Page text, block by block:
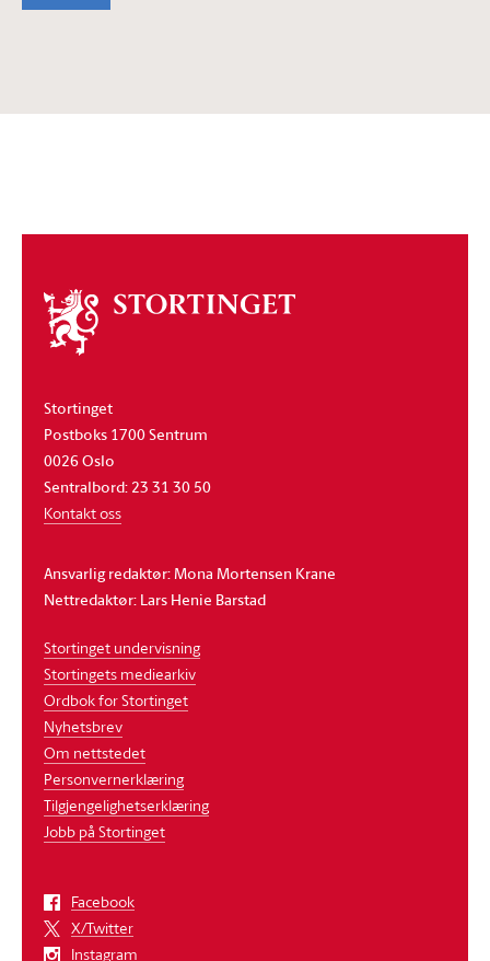
Om
stortinget
Stortinget
Postboks 1700 Sentrum
0026 Oslo
Sentralbord: 23 31 30 50
Kontakt oss
Ansvarlig redaktør: Mona Mortensen Krane
Nettredaktør: Lars Henie Barstad
Stortinget undervisning
Stortingets mediearkiv
Ordbok for Stortinget
Nyhetsbrev
Om nettstedet
Personvernerklæring
Tilgjengelighetserklæring
Jobb på Stortinget
Facebook
X/Twitter
Instagram